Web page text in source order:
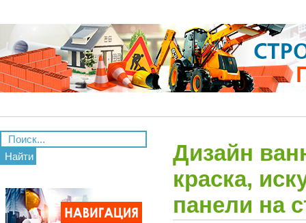
Найти
Дизайн
краска,
панели на